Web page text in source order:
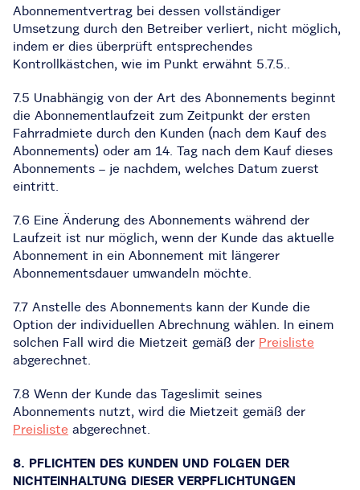
Abonnementvertrag bei dessen vollständiger
Umsetzung durch den Betreiber verliert, nicht möglich,
indem er dies überprüft entsprechendes
Kontrollkästchen, wie im Punkt erwähnt 5.7.5..
7.5 Unabhängig von der Art des Abonnements beginnt
die Abonnementlaufzeit zum Zeitpunkt der ersten
Fahrradmiete durch den Kunden (nach dem Kauf des
Abonnements) oder am 14. Tag nach dem Kauf dieses
Abonnements – je nachdem, welches Datum zuerst
eintritt.
7.6 Eine Änderung des Abonnements während der
Laufzeit ist nur möglich, wenn der Kunde das aktuelle
Abonnement in ein Abonnement mit längerer
Abonnementsdauer umwandeln möchte.
7.7 Anstelle des Abonnements kann der Kunde die
Option der individuellen Abrechnung wählen. In einem
solchen Fall wird die Mietzeit gemäß der Preisliste
abgerechnet.
7.8 Wenn der Kunde das Tageslimit seines
Abonnements nutzt, wird die Mietzeit gemäß der
Preisliste abgerechnet.
8. PFLICHTEN DES KUNDEN UND FOLGEN DER
NICHTEINHALTUNG DIESER VERPFLICHTUNGEN